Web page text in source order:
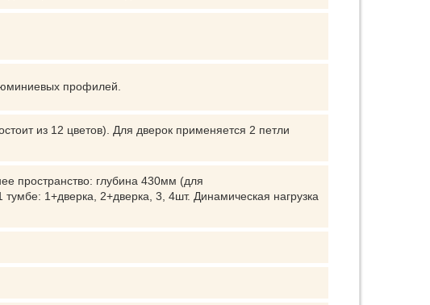
профилей.
из 12 цветов). Для дверок применяется 2 петли
пространство: глубина 430мм (для
1+дверка, 2+дверка, 3, 4шт. Динамическая нагрузка